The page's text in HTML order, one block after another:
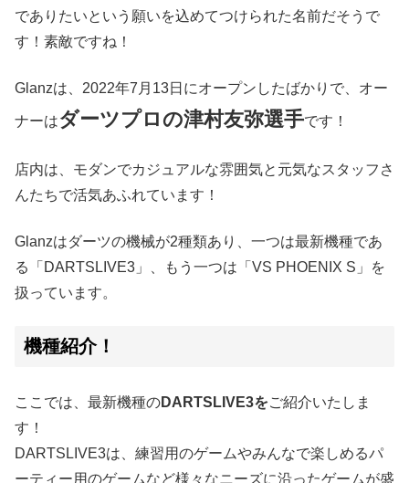
でありたいという願いを込めてつけられた名前だそうで
す！素敵ですね！
Glanzは、2022年7月13日にオープンしたばかりで、オー
ナーはダーツプロの津村友弥選手です！
店内は、モダンでカジュアルな雰囲気と元気なスタッフさ
んたちで活気あふれています！
Glanzはダーツの機械が2種類あり、一つは最新機種であ
る「DARTSLIVE3」、もう一つは「VS PHOENIX S」を
扱っています。
機種紹介！
ここでは、最新機種のDARTSLIVE3をご紹介いたしま
す！
DARTSLIVE3は、練習用のゲームやみんなで楽しめるパ
ーティー用のゲームなど様々なニーズに沿ったゲームが盛